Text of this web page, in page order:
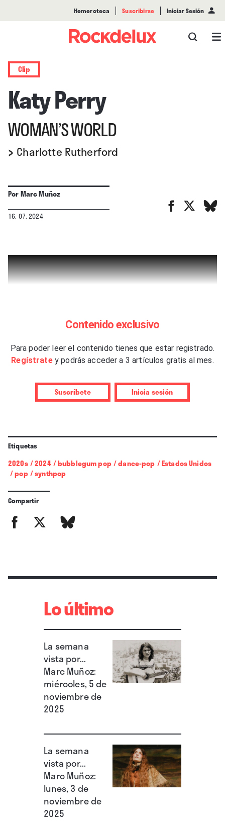
Hemeroteca Suscribirse Iniciar Sesión
Clip
Katy Perry
WOMAN’S WORLD
› Charlotte Rutherford
PorMarc Muñoz
16. 07. 2024
Contenido exclusivo
Para poder leer el contenido tienes que estar registrado.
Regístrate y podrás acceder a 3 artículos gratis al mes.
Suscríbete Inicia sesión
Etiquetas
2020s /2024 /bubblegum pop/dance-pop /Estados Unidos
/pop /synthpop
Compartir
Lo último
La semana
vista por...
Marc Muñoz:
miércoles, 5 de
noviembre de
2025
La semana
vista por...
Marc Muñoz:
lunes, 3 de
noviembre de
2025